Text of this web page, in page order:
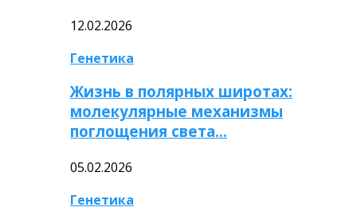
12.02.2026
Генетика
Жизнь в полярных широтах:
молекулярные механизмы
поглощения света…
05.02.2026
Генетика